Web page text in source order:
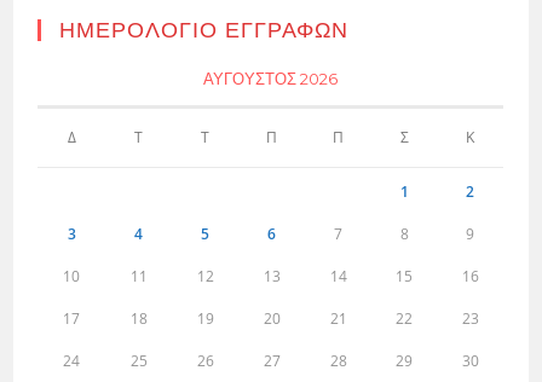
ΗΜΕΡΟΛΌΓΙΟ ΕΓΓΡΑΦΏΝ
ΑΎΓΟΥΣΤΟΣ 2026
Δ Τ Τ Π Π Σ Κ
1 2
3 4 5 6 7 8 9
10 11 12 13 14 15 16
17 18 19 20 21 22 23
24 25 26 27 28 29 30